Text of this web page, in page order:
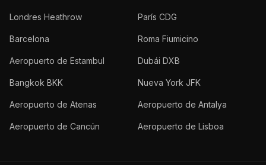
Londres Heathrow París CDG
Barcelona Roma Fiumicino
Aeropuerto de Estambul Dubái DXB
Bangkok BKK Nueva York JFK
Aeropuerto de Atenas Aeropuerto de Antalya
Aeropuerto de Cancún Aeropuerto de Lisboa